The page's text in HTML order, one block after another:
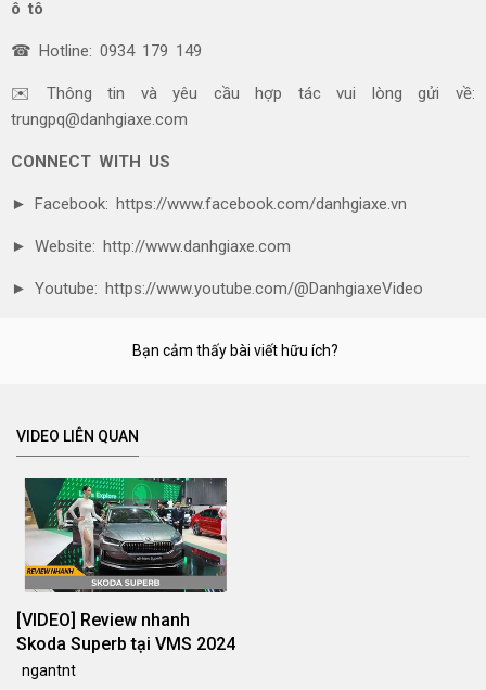
ô tô
☎ Hotline: 0934 179 149
✉️ Thông tin và yêu cầu hợp tác vui lòng gửi về:
trungpq@danhgiaxe.com
CONNECT WITH US
► Facebook: https://www.facebook.com/danhgiaxe.vn
► Website: http://www.danhgiaxe.com
► Youtube: https://www.youtube.com/@DanhgiaxeVideo
Bạn cảm thấy bài viết hữu ích?
VIDEO LIÊN QUAN
[VIDEO] Review nhanh
Skoda Superb tại VMS 2024
ngantnt